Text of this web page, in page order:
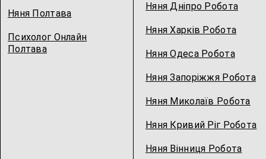
Няня Полтава
Психолог Онлайн
Полтава
Няня Дніпро Робота
Няня Харків Робота
Няня Одеса Робота
Няня Запоріжжя Робота
Няня Миколаїв Робота
Няня Кривий Ріг Робота
Няня Вінниця Робота